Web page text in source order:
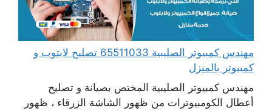
مهندس كمبيوتر الصليبية 65511033 تصليح لابتوب و
كمبيوتر بالمنزل
مهندس كمبيوتر الصليبية المختص بصيانة و تصليح
أعطال الكومبيوترات من ظهور الشاشة الزرقاء ، ظهور